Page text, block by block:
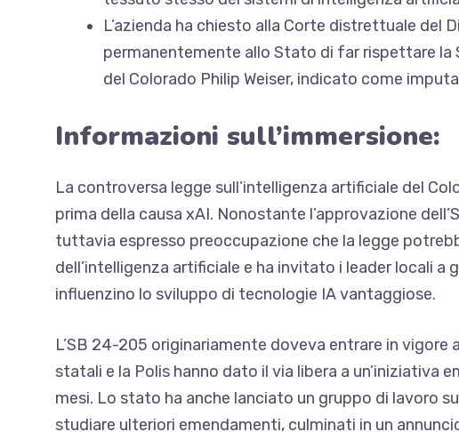
L’azienda ha chiesto alla Corte distrettuale del
permanentemente allo Stato di far rispettare la
del Colorado Philip Weiser, indicato come
Informazioni sull’immersione:
La controversa legge sull’intelligenza artificiale del
prima della causa xAI. Nonostante l’approvazione
tuttavia espresso preoccupazione che la legge
dell’intelligenza artificiale e ha invitato i leader locali a
influenzino lo sviluppo di tecnologie IA vantaggiose.
L’SB 24-205 originariamente doveva entrare in vigore
statali e la Polis hanno dato il via libera a un’iniziativa
mesi. Lo stato ha anche lanciato un gruppo di lavoro
studiare ulteriori emendamenti, culminati in un